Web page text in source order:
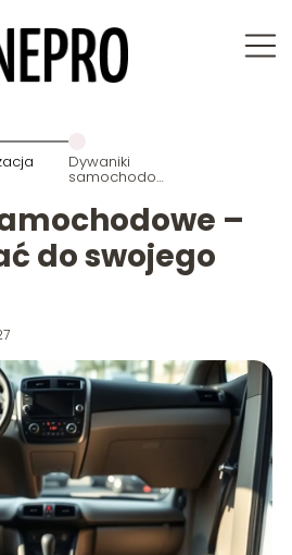
Dywaniki
samochodowe
do swojego
auta?
–
do swojego